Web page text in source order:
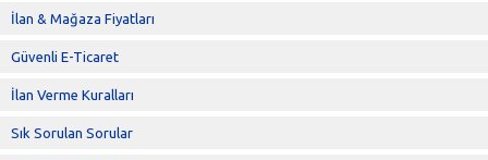
İlan & Mağaza Fiyatları
Güvenli E-Ticaret
İlan Verme Kuralları
Sık Sorulan Sorular